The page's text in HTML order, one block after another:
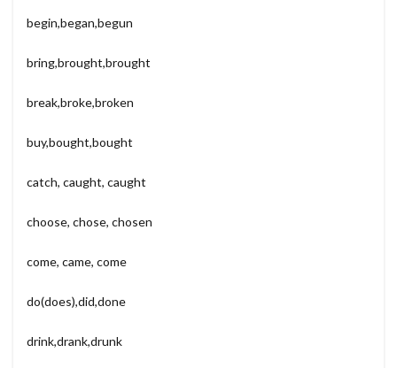
begin,began,begun
bring,brought,brought
break,broke,broken
buy,bought,bought
catch, caught, caught
choose, chose, chosen
come, came, come
do(does),did,done
drink,drank,drunk